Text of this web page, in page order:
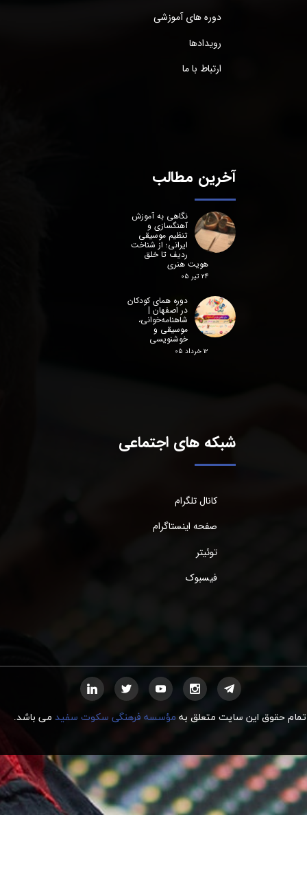
دوره های آموزشی
رویدادها
ارتباط با ما
آخرین مطالب
نگاهی به آموزش
آهنگسازی و
تنظیم موسیقی
ایرانی؛ از شناخت
ردیف تا خلق
هویت هنری
۲۴ تیر ۰۵
دوره همای کودکان
در اصفهان |
شاهنامه‌خوانی،
موسیقی و
خوشنویسی
۱۲ خرداد ۰۵
شبکه های اجتماعی
کانال تلگرام
صفحه اینستاگرام
توئیتر
فیسبوک
تمام حقوق این سایت متعلق به مؤسسه فرهنگی سکوت سفید میباشد.